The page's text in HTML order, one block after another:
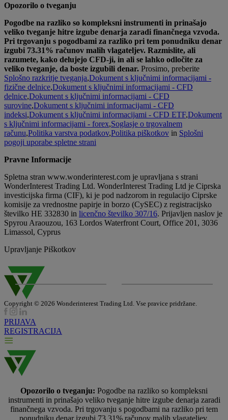
Opozorilo o tveganju
Pogodbe na razliko so kompleksni instrumenti in prinašajo
veliko tveganje hitre izgube denarja zaradi finančnega vzvoda.
Pri trgovanju s pogodbami za razliko pri tem ponudniku denar
izgubi 73.31% računov malih vlagateljev. Razmislite, ali
razumete, kako delujejo CFD-ji, in ali se lahko odločite za
veliko tveganje, da boste izgubili denar. Prosimo, preberite
Splošno razkritje tveganja,Dokument s ključnimi informacijami -
fizične delnice,Dokument s ključnimi informacijami - CFD
delnice,Dokument s ključnimi informacijami - CFD
surovine,Dokument s ključnimi informacijami - CFD
indeksi,Dokument s ključnimi informacijami - CFD ETF,Dokument
s ključnimi informacijami - forex,Soglasje o trgovalnem
računu,Politika varstva podatkov,Politika piškotkov in Splošni
pogoji uporabe spletne strani
Pravne Informacije
Spletna stran www.wonderinterest.com je upravljana s strani
WonderInterest Trading Ltd. WonderInterest Trading Ltd je Ciprska
investicijska firma (CIF), ki je pod nadzorom in regulacijo Ciprske
komisije za vrednostne papirje in borzo (CySEC) z registracijsko
številko HE 332830 in licenčno številko 307/16. Prijavljen naslov je
Spyrou Araouzou, 163 Lordos Waterfront Court, Office 201, 3036
Limassol, Cyprus
Upravljanje Piškotkov
Copyright © 2026 Wonderinterest Trading Ltd. Vse pravice pridržane.
PRIJAVA
REGISTRACIJA
Opozorilo o tveganju: Pogodbe na razliko so kompleksni
instrumenti in prinašajo veliko tveganje hitre izgube denarja zaradi
finančnega vzvoda. Pri trgovanju s pogodbami na razliko pri tem